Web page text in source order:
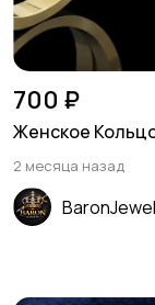
700 ₽
Женское
2 месяца назад